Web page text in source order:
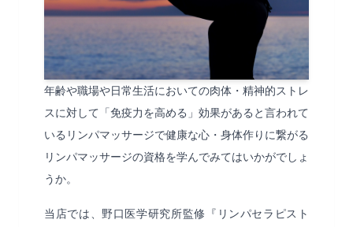
年齢や職場や日常生活においての肉体・精神的ストレ
スに対して「免疫力を高める」効果があると言われて
いるリンパマッサージで健康な心・身体作りに繋がる
リンパマッサージの資格を学んでみてはいかがでしょ
うか。
当店では、野口医学研究所監修『リンパセラピスト